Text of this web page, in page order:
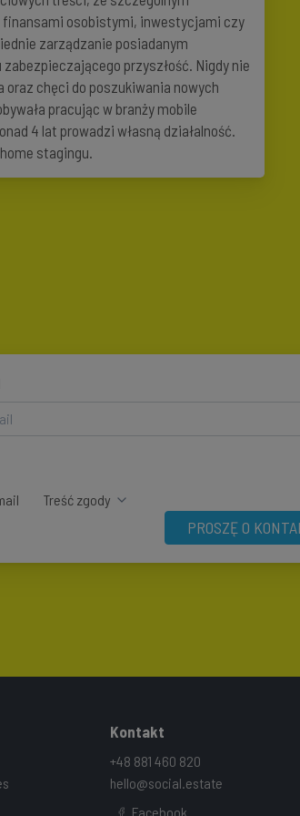
osobistymi, inwestycjami czy
zarządzanie posiadanym
przyszłość. Nigdy nie
chęci do poszukiwania nowych
pracując w branży mobile
4 lat prowadzi własną działalność.
stagingu.
Treść zgody
PROSZĘ O
Kontakt
+48 881 460 820
hello@social.estate
Facebook